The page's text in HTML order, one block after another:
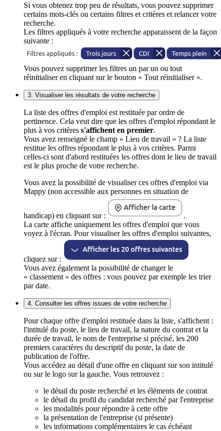
Si vous obtenez trop peu de résultats, vous pouvez supprimer
certains mots-clés ou certains filtres et critères et relancer votre
recherche.
Les filtres appliqués à votre recherche apparaissent de la façon
suivante :
Vous pouvez supprimer les filtres un par un ou tout
réinitialiser en cliquant sur le bouton « Tout réinitialiser ».
3. Visualiser les résultats de votre recherche
La liste des offres d'emploi est restituée par ordre de
pertinence. Cela veut dire que les offres d'emploi répondant le
plus à vos critères s'affichent en premier.
Vous avez renseigné le champ « Lieu de travail » ? La liste
restitue les offres répondant le plus à vos critères. Parmi
celles-ci sont d'abord restituées les offres dont le lieu de travail
est le plus proche de votre recherche.
Vous avez la possibilité de visualiser ces offres d'emploi via
Mappy (non accessible aux personnes en situation de
handicap) en cliquant sur :
.
La carte affiche uniquement les offres d'emploi que vous
voyez à l'écran. Pour visualiser les offres d'emploi suivantes,
cliquez sur :
Vous avez également la possibilité de changer le
« classement » des offres : vous pouvez par exemple les trier
par date.
4. Consulter les offres issues de votre recherche
Pour chaque offre d'emploi restituée dans la liste, s'affichent :
l'intitulé du poste, le lieu de travail, la nature du contrat et la
durée de travail, le nom de l'entreprise si précisé, les 200
premiers caractères du descriptif du poste, la date de
publication de l'offre.
Vous accédez au détail d'une offre en cliquant sur son intitulé
ou sur le logo sur la gauche. Vous retrouvez :
le détail du poste recherché et les éléments de contrat
le détail du profil du candidat recherché par l'entreprise
les modalités pour répondre à cette offre
la présentation de l'entreprise (si présente)
les informations complémentaires le cas échéant